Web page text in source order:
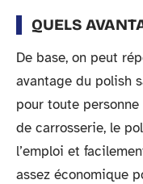
QUELS
De base, on peut
avantage du polish
pour toute
de carrosserie, le
l’emploi et
assez économique